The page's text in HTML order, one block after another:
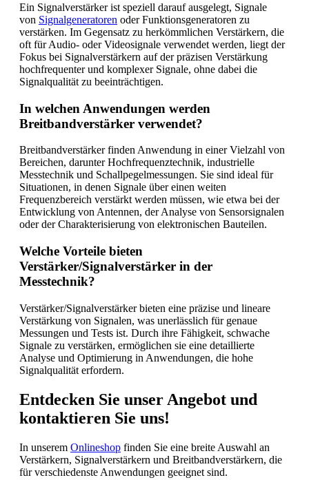
Ein Signalverstärker ist speziell darauf ausgelegt, Signale
von Signalgeneratoren oder Funktionsgeneratoren zu
verstärken. Im Gegensatz zu herkömmlichen Verstärkern, die
oft für Audio- oder Videosignale verwendet werden, liegt der
Fokus bei Signalverstärkern auf der präzisen Verstärkung
hochfrequenter und komplexer Signale, ohne dabei die
Signalqualität zu beeinträchtigen.
In welchen Anwendungen werden
Breitbandverstärker verwendet?
Breitbandverstärker finden Anwendung in einer Vielzahl von
Bereichen, darunter Hochfrequenztechnik, industrielle
Messtechnik und Schallpegelmessungen. Sie sind ideal für
Situationen, in denen Signale über einen weiten
Frequenzbereich verstärkt werden müssen, wie etwa bei der
Entwicklung von Antennen, der Analyse von Sensorsignalen
oder der Charakterisierung von elektronischen Bauteilen.
Welche Vorteile bieten
Verstärker/Signalverstärker in der
Messtechnik?
Verstärker/Signalverstärker bieten eine präzise und lineare
Verstärkung von Signalen, was unerlässlich für genaue
Messungen und Tests ist. Durch ihre Fähigkeit, schwache
Signale zu verstärken, ermöglichen sie eine detaillierte
Analyse und Optimierung in Anwendungen, die hohe
Signalqualität erfordern.
Entdecken Sie unser Angebot und
kontaktieren Sie uns!
In unserem Onlineshop finden Sie eine breite Auswahl an
Verstärkern, Signalverstärkern und Breitbandverstärkern, die
für verschiedenste Anwendungen geeignet sind.